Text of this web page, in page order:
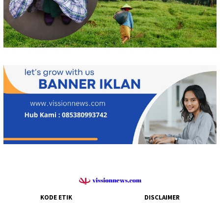
KODE ETIK DISCLAIMER